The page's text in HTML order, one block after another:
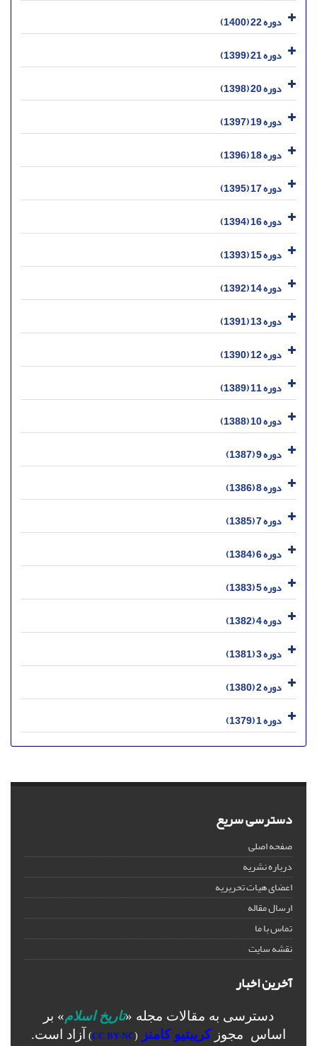
دوره 22 (1400)
دوره 21 (1399)
دوره 20 (1398)
دوره 19 (1397)
دوره 18 (1396)
دوره 17 (1395)
دوره 16 (1394)
دوره 15 (1393)
دوره 14 (1392)
دوره 13 (1391)
دوره 12 (1390)
دوره 11 (1389)
دوره 10 (1388)
دوره 9 (1387)
دوره 8 (1386)
دوره 7 (1385)
دوره 6 (1384)
دوره 5 (1383)
دوره 4 (1382)
دوره 3 (1381)
دوره 2 (1380)
دوره 1 (1379)
دسترسی سریع
صفحه اصلی
درباره نشریه
اعضای هیات تحریریه
ارسال مقاله
تماس با ما
نقشه سایت
آخرین اخبار
دسترسی به مقالات مجله «تاریخ اسلام» بر
اساس مجوزکرییتیو کامنز (
CC BY-NC
) آزاد است.